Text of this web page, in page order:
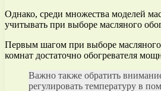
Однако, среди множества моделей
учитывать при выборе масляного
Первым шагом при выборе масляного
комнат достаточно обогревателя
Важно также обратить
регулировать температуру в